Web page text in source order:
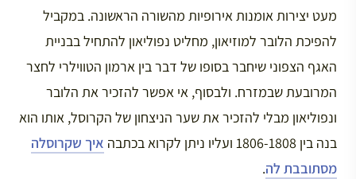
מעט יצירות אומנות אירופיות מהשורה הראשונה. במקביל
להפיכת הלובר למוזיאון, מחליט נפוליאון להתחיל בבניית
האגף הצפוני שיחבר בסופו של דבר בין ארמון הטווילרי לחצר
המרובעת שבמזרח. ולבסוף, אי אפשר להזכיר את הלובר
ונפוליאון מבלי להזכיר את שער הניצחון של הקרוסל, אותו הוא
בנה בין 1806-1808 ועליו ניתן לקרוא בכתבה
איך שקרוסלה
מסתובבת לה.